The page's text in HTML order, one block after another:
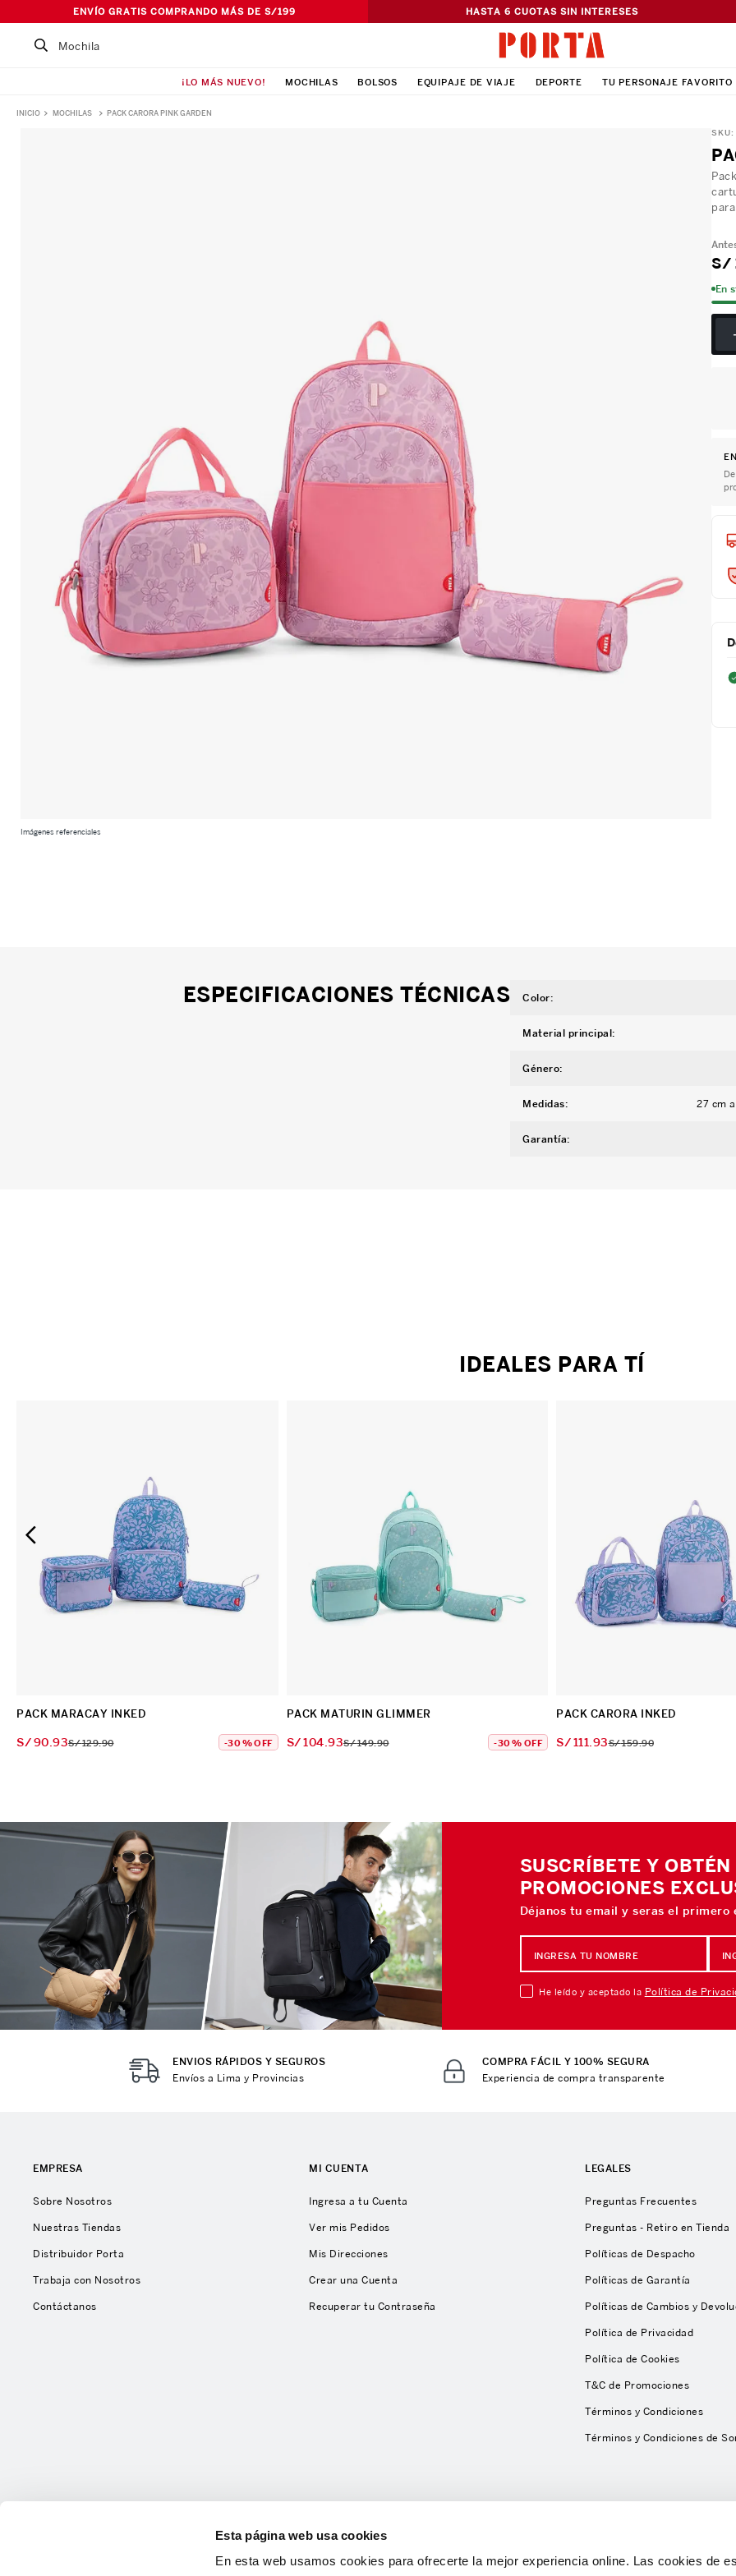
Esta página web usa cookies
En esta web usamos cookies para ofrecerte la mejor experiencia online. Las cookies de
ENVÍO GRATIS COMPRANDO MÁS DE S/199 HASTA 6 CUOTAS SIN INTERESES
Buscar un producto...
¡LO MÁS NUEVO! MOCHILAS BOLSOS EQUIPAJE DE VIAJE DEPORTE TU PERSONAJE FAVORITO
MOCHILAS PACK CARORA PINK GARDEN
Imágenes referenciales
SKU
S/
En
ESPECIFICACIONES TÉCNICAS Color:
Material principal:
Género:
Medidas: 27 cm
Garantía:
IDEALES PARA TÍ
PACK MARACAY INKED
S/90 93S/129.90 -30 %OFF
PACK MATURIN GLIMMER
S/104 93S/149.90 -30 % OFF
PACK CARORA INKED
S/111 93S/159.90
SUSCRÍBETE Y OBTÉN
PROMOCIONES
Déjanos tu email y seras el
He leído y aceptado la Política de
ENVIOS RÁPIDOS Y SEGUROS
Envíos a Lima y Provincias
COMPRA FÁCIL Y 100% SEGURA
Experiencia de compra transparente
EMPRESA
Sobre Nosotros
Nuestras Tiendas
Distribuidor Porta
Trabaja con Nosotros
Contáctanos
MI CUENTA
Ingresa a tu Cuenta
Ver mis Pedidos
Mis Direcciones
Crear una Cuenta
Recuperar tu Contraseña
LEGALES
Preguntas Frecuentes
Preguntas - Retiro en Tienda
Políticas de Despacho
Políticas de Garantía
Políticas de Cambios y
Política de Privacidad
Política de Cookies
T&C de Promociones
Términos y Condiciones
Términos y Condiciones de